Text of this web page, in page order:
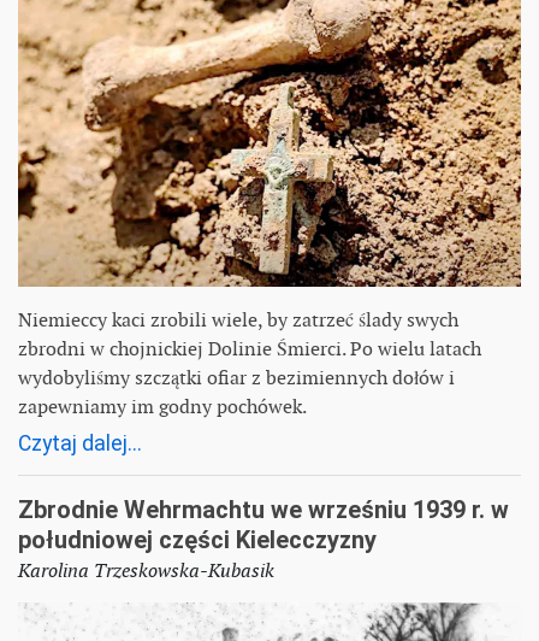
Niemieccy kaci zrobili wiele, by zatrzeć ślady swych
zbrodni w chojnickiej Dolinie Śmierci. Po wielu latach
wydobyliśmy szczątki ofiar z bezimiennych dołów i
zapewniamy im godny pochówek.
Czytaj dalej...
Zbrodnie Wehrmachtu we wrześniu 1939 r. w
południowej części Kielecczyzny
Karolina Trzeskowska-Kubasik